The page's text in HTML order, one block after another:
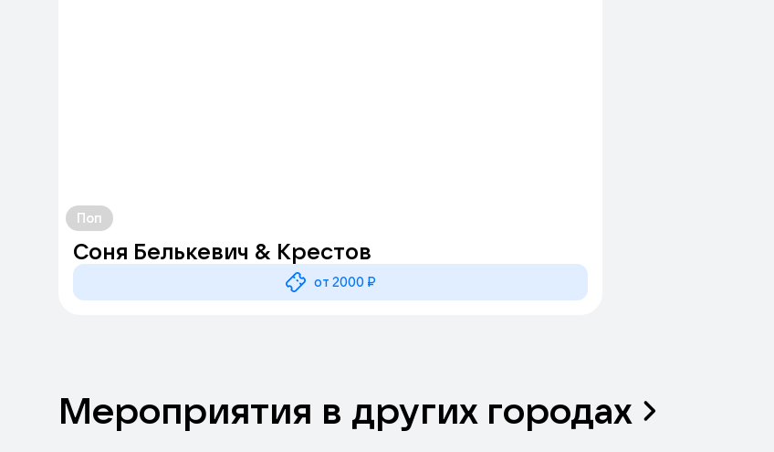
Поп
Соня Белькевич & Крестов
от 2000 ₽
Мероприятия в других городах